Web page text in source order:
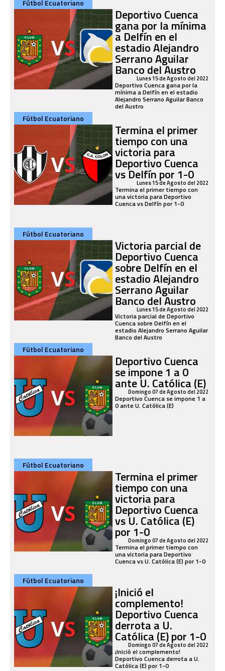
Fútbol Ecuatoriano
Deportivo Cuenca
gana por la mínima
a Delfín en el
estadio Alejandro
Serrano Aguilar
Banco del Austro
Lunes 15 de Agosto del 2022
Deportivo Cuenca gana por la
mínima a Delfín en el estadio
Alejandro Serrano Aguilar Banco
del Austro
Fútbol Ecuatoriano
Termina el primer
tiempo con una
victoria para
Deportivo Cuenca
vs Delfín por 1-0
Lunes 15 de Agosto del 2022
Termina el primer tiempo con
una victoria para Deportivo
Cuenca vs Delfín por 1-0
Fútbol Ecuatoriano
Victoria parcial de
Deportivo Cuenca
sobre Delfín en el
estadio Alejandro
Serrano Aguilar
Banco del Austro
Lunes 15 de Agosto del 2022
Victoria parcial de Deportivo
Cuenca sobre Delfín en el
estadio Alejandro Serrano Aguilar
Banco del Austro
Fútbol Ecuatoriano
Deportivo Cuenca
se impone 1 a 0
ante U. Católica (E)
Domingo 07 de Agosto del 2022
Deportivo Cuenca se impone 1 a
0 ante U. Católica (E)
Fútbol Ecuatoriano
Termina el primer
tiempo con una
victoria para
Deportivo Cuenca
vs U. Católica (E)
por 1-0
Domingo 07 de Agosto del 2022
Termina el primer tiempo con
una victoria para Deportivo
Cuenca vs U. Católica (E) por 1-0
Fútbol Ecuatoriano
¡Inició el
complemento!
Deportivo Cuenca
derrota a U.
Católica (E) por 1-0
Domingo 07 de Agosto del 2022
¡Inició el complemento!
Deportivo Cuenca derrota a U.
Católica (E) por 1-0